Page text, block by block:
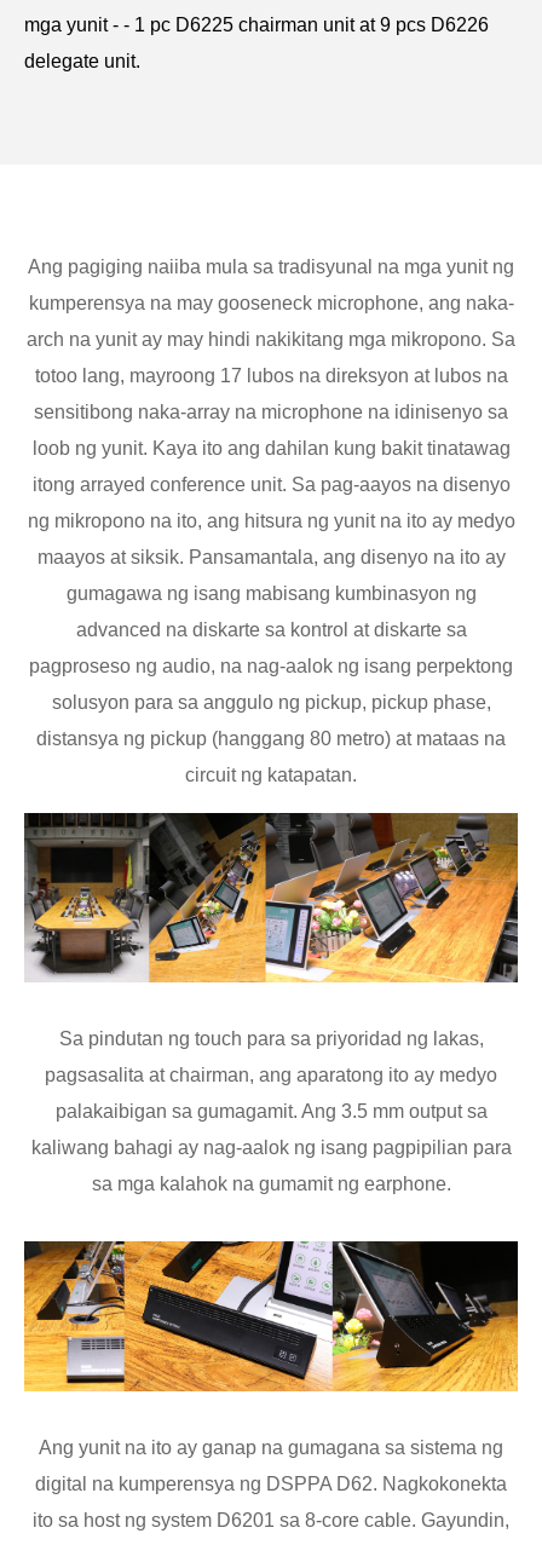
mga yunit - - 1 pc D6225 chairman unit at 9 pcs D6226
delegate unit.
Ang pagiging naiiba mula sa tradisyunal na mga yunit ng
kumperensya na may gooseneck microphone, ang naka-
arch na yunit ay may hindi nakikitang mga mikropono. Sa
totoo lang, mayroong 17 lubos na direksyon at lubos na
sensitibong naka-array na microphone na idinisenyo sa
loob ng yunit. Kaya ito ang dahilan kung bakit tinatawag
itong arrayed conference unit. Sa pag-aayos na disenyo
ng mikropono na ito, ang hitsura ng yunit na ito ay medyo
maayos at siksik. Pansamantala, ang disenyo na ito ay
gumagawa ng isang mabisang kumbinasyon ng
advanced na diskarte sa kontrol at diskarte sa
pagproseso ng audio, na nag-aalok ng isang perpektong
solusyon para sa anggulo ng pickup, pickup phase,
distansya ng pickup (hanggang 80 metro) at mataas na
circuit ng katapatan.
Sa pindutan ng touch para sa priyoridad ng lakas,
pagsasalita at chairman, ang aparatong ito ay medyo
palakaibigan sa gumagamit. Ang 3.5 mm output sa
kaliwang bahagi ay nag-aalok ng isang pagpipilian para
sa mga kalahok na gumamit ng earphone.
Ang yunit na ito ay ganap na gumagana sa sistema ng
digital na kumperensya ng DSPPA D62. Nagkokonekta
ito sa host ng system D6201 sa 8-core cable. Gayundin,